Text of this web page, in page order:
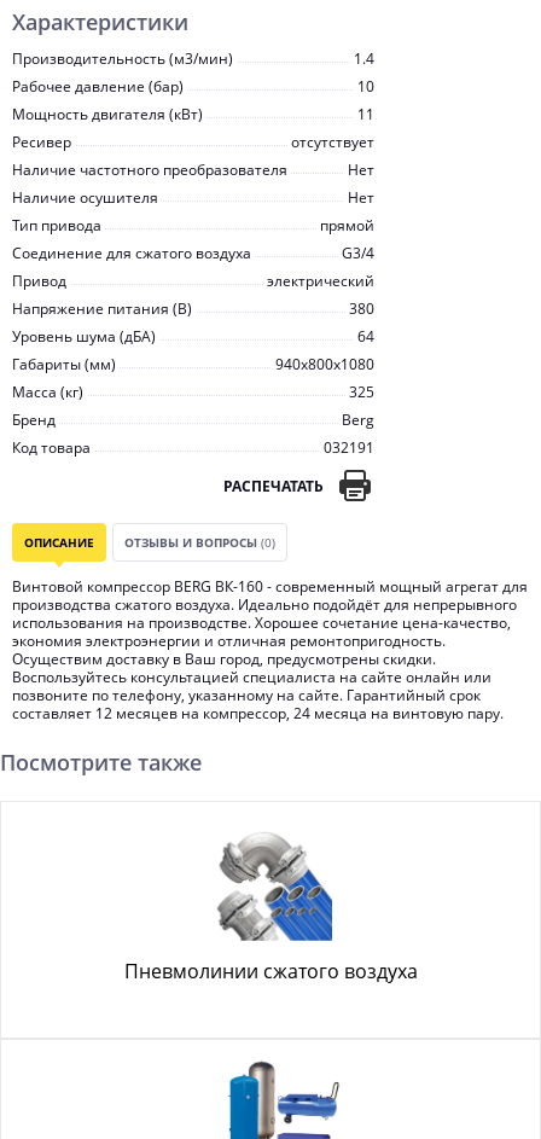
Характеристики
Производительность (м3/мин)
1.4
Рабочее давление (бар)
10
Мощность двигателя (кВт)
11
Ресивер
отсутствует
Наличие частотного преобразователя
Нет
Наличие осушителя
Нет
Тип привода
прямой
Соединение для сжатого воздуха
G3/4
Привод
электрический
Напряжение питания (В)
380
Уровень шума (дБА)
64
Габариты (мм)
940x800x1080
Масса (кг)
325
Бренд
Berg
Код товара
032191
РАСПЕЧАТАТЬ
ОПИСАНИЕ ОТЗЫВЫ И ВОПРОСЫ (0)
Винтовой компрессор BERG ВК-160 - современный мощный агрегат для
производства сжатого воздуха. Идеально подойдёт для непрерывного
использования на производстве. Хорошее сочетание цена-качество,
экономия электроэнергии и отличная ремонтопригодность.
Осуществим доставку в Ваш город, предусмотрены скидки.
Воспользуйтесь консультацией специалиста на сайте онлайн или
позвоните по телефону, указанному на сайте. Гарантийный срок
составляет 12 месяцев на компрессор, 24 месяца на винтовую пару.
Посмотрите также
Пневмолинии сжатого воздуха